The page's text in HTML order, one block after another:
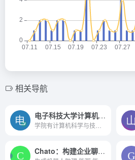
相关导航
电子科技大学计算机科学与工程学院
Chato：构建企业聊天机器人